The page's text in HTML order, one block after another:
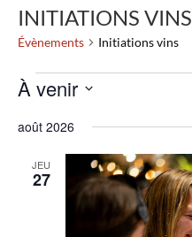
INITIATIONS VINS
Évènements Initiations vins
ÉVÈNEMENTS
À venir
une
août 2026
JEU
27